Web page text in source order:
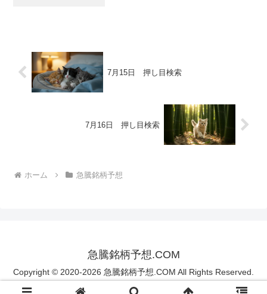
7月15日 押し目検索
7月16日 押し目検索
ホーム 急騰銘柄予想
急騰銘柄予想.COM
Copyright © 2020-2026 急騰銘柄予想.COM All Rights Reserved.